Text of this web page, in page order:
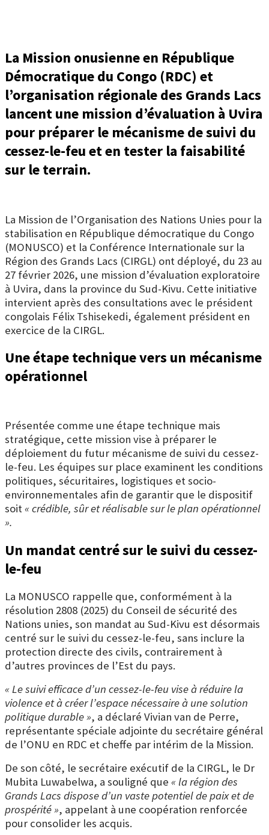
La Mission onusienne en République
Démocratique du Congo (RDC) et
l’organisation régionale des Grands Lacs
lancent une mission d’évaluation à Uvira
pour préparer le mécanisme de suivi du
cessez-le-feu et en tester la faisabilité
sur le terrain.
La Mission de l’Organisation des Nations Unies pour la
stabilisation en République démocratique du Congo
(MONUSCO) et la Conférence Internationale sur la
Région des Grands Lacs (CIRGL) ont déployé, du 23 au
27 février 2026, une mission d’évaluation exploratoire
à Uvira, dans la province du Sud-Kivu. Cette initiative
intervient après des consultations avec le président
congolais Félix Tshisekedi, également président en
exercice de la CIRGL.
Une étape technique vers un mécanisme
opérationnel
Présentée comme une étape technique mais
stratégique, cette mission vise à préparer le
déploiement du futur mécanisme de suivi du cessez-
le-feu. Les équipes sur place examinent les conditions
politiques, sécuritaires, logistiques et socio-
environnementales afin de garantir que le dispositif
soit« crédible, sûr et réalisable sur le plan opérationnel
».
Un mandat centré sur le suivi du cessez-
le-feu
La MONUSCO rappelle que, conformément à la
résolution 2808 (2025) du Conseil de sécurité des
Nations unies, son mandat au Sud-Kivu est désormais
centré sur le suivi du cessez-le-feu, sans inclure la
protection directe des civils, contrairement à
d’autres provinces de l’Est du pays.
« Le suivi efficace d’un cessez-le-feu vise à réduire la
violence et à créer l’espace nécessaire à une solution
politique durable », a déclaré Vivian van de Perre,
représentante spéciale adjointe du secrétaire général
de l’ONU en RDC et cheffe par intérim de la Mission.
De son côté, le secrétaire exécutif de la CIRGL, le Dr
Mubita Luwabelwa, a souligné que « la région des
Grands Lacs dispose d’un vaste potentiel de paix et de
prospérité », appelant à une coopération renforcée
pour consolider les acquis.